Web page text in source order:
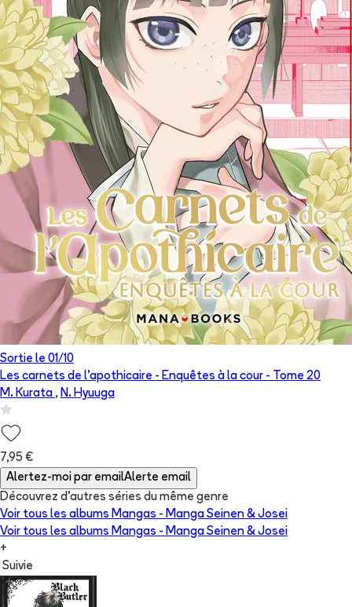
Sortie le 01/10
Les carnets de l'apothicaire - Enquêtes à la cour - Tome 20
M. Kurata , N. Hyuuga
7,95 €
Alertez-moi par emailAlerte email
Découvrez d'autres séries du même genre
Voir tous les albums Mangas - Manga Seinen & Josei
Voir tous les albums Mangas - Manga Seinen & Josei
+
Suivie